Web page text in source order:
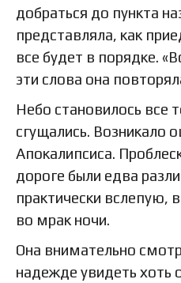
добраться до пункта
представляла, как
все будет в порядке.
эти слова она
Небо становилось все
сгущались. Возникало
Апокалипсиса.
дороге были едва
практически вслепую,
во мрак ночи.
Она внимательно
надежде увидеть хоть